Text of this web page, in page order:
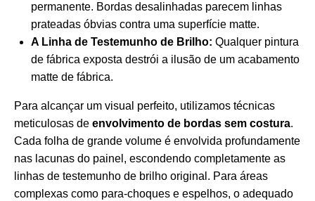
permanente. Bordas desalinhadas parecem linhas
prateadas óbvias contra uma superfície matte.
A Linha de Testemunho de Brilho: Qualquer pintura
de fábrica exposta destrói a ilusão de um acabamento
matte de fábrica.
Para alcançar um visual perfeito, utilizamos técnicas
meticulosas de envolvimento de bordas sem costura.
Cada folha de grande volume é envolvida profundamente
nas lacunas do painel, escondendo completamente as
linhas de testemunho de brilho original. Para áreas
complexas como para-choques e espelhos, o adequado